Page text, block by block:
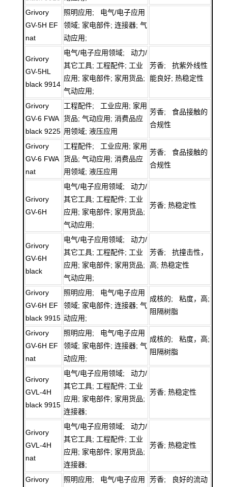
Grivory
GV-5H EF
nat
照明应用; 电气/电子应用
领域; 家电部件; 连接器; 气
动应用;
Grivory
GV-5HL
black 9914
电气/电子应用领域; 动力/
其它工具; 工程配件; 工业
应用; 家电部件; 家用货品;
气动应用;
芳香; 抗紫外线性
能良好; 热稳定性
Grivory
GV-6 FWA
black 9225
工程配件; 工业应用; 家用
货品; 气动应用; 消费品应
用领域; 液压应用
芳香; 食品接触的
合规性
Grivory
GV-6 FWA
nat
工程配件; 工业应用; 家用
货品; 气动应用; 消费品应
用领域; 液压应用
芳香; 食品接触的
合规性
Grivory
GV-6H
电气/电子应用领域; 动力/
其它工具; 工程配件; 工业
应用; 家电部件; 家用货品;
气动应用;
芳香; 热稳定性
Grivory
GV-6H
black
电气/电子应用领域; 动力/
其它工具; 工程配件; 工业
应用; 家电部件; 家用货品;
气动应用;
芳香; 抗撞击性，
高; 热稳定性
Grivory
GV-6H EF
black 9915
照明应用; 电气/电子应用
领域; 家电部件; 连接器; 气
动应用;
成核的; 粘度，高;
阻隔树脂
Grivory
GV-6H EF
nat
照明应用; 电气/电子应用
领域; 家电部件; 连接器; 气
动应用;
成核的; 粘度，高;
阻隔树脂
Grivory
GVL-4H
black 9915
电气/电子应用领域; 动力/
其它工具; 工程配件; 工业
应用; 家电部件; 家用货品;
连接器;
芳香; 热稳定性
Grivory
GVL-4H
nat
电气/电子应用领域; 动力/
其它工具; 工程配件; 工业
应用; 家电部件; 家用货品;
连接器;
芳香; 热稳定性
Grivory
照明应用; 电气/电子应用
芳香; 良好的流动